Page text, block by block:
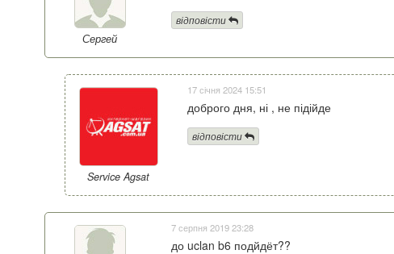
Сергей
відповісти
Service Agsat
17 січня 2024 15:51
доброго дня, ні , не підійде
відповісти
7 серпня 2019 23:28
до uclan b6 подйдёт??